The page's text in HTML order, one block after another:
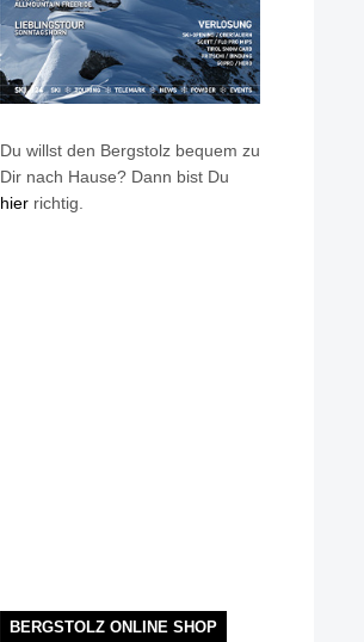
Du willst den Bergstolz bequem zu
Dir nach Hause? Dann bist Du
hierrichtig.
BERGSTOLZ ONLINE SHOP